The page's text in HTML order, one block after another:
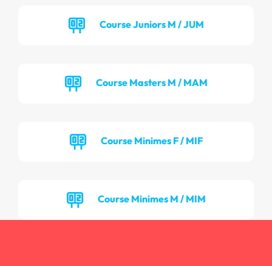
Course Juniors M / JUM
Course Masters M / MAM
Course Minimes F / MIF
Course Minimes M / MIM